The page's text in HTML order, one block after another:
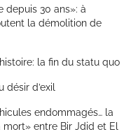
depuis 30 ans»: à
la démolition de
la fin du statu quo
d’exil
endommagés… la
entre Bir Jdid et El